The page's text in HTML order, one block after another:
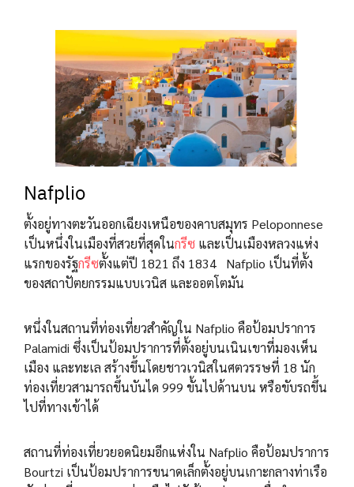
Nafplio
ตั้งอยู่ทางตะวันออกเฉียงเหนือของคาบสมุทร Peloponnese
เป็นหนึ่งในเมืองที่สวยที่สุดในกรีซ และเป็นเมืองหลวงแห่ง
แรกของรัฐกรีซตั้งแต่ปี 1821 ถึง 1834 Nafplio เป็นที่ตั้ง
ของสถาปัตยกรรมแบบเวนิส และออตโตมัน
หนึ่งในสถานที่ท่องเที่ยวสำคัญใน Nafplio คือป้อมปราการ
Palamidi ซึ่งเป็นป้อมปราการที่ตั้งอยู่บนเนินเขาที่มองเห็น
เมือง และทะเล สร้างขึ้นโดยชาวเวนิสในศตวรรษที่ 18 นัก
ท่องเที่ยวสามารถขึ้นบันได 999 ขั้นไปด้านบน หรือขับรถขึ้น
ไปที่ทางเข้าได้
สถานที่ท่องเที่ยวยอดนิยมอีกแห่งใน Nafplio คือป้อมปราการ
Bourtzi เป็นป้อมปราการขนาดเล็กตั้งอยู่บนเกาะกลางท่าเรือ